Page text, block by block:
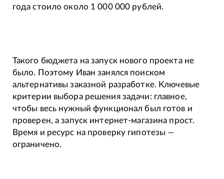
года стоило около 1 000 000 рублей.
Такого бюджета на запуск нового проекта не
было. Поэтому Иван занялся поиском
альтернативы заказной разработке. Ключевые
критерии выбора решения задачи: главное,
чтобы весь нужный функционал был готов и
проверен, а запуск интернет-магазина прост.
Время и ресурс на проверку гипотезы —
ограничено.